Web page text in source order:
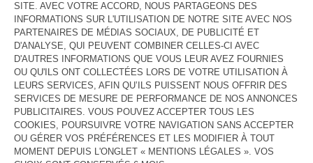
GUIDE DES TAILLES
INDISPONIBLE
VOIR LA DISPONIBILITE EN MAGASIN
DESCRIPTION
TAILLE ET COUPE
COMPOSITION